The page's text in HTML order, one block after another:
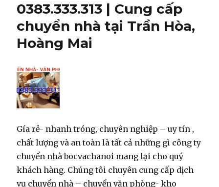
0383.333.313 | Cung cấp
chuyển nhà tại Trần Hòa,
Hoàng Mai
Gía rẻ- nhanh tróng, chuyên nghiệp – uy tín ,
chất lượng và an toàn là tất cả những gì công ty
chuyển nhà bocvachanoi mang lại cho quý
khách hàng. Chúng tôi chuyên cung cấp dịch
vụ chuyển nhà – chuyển văn phòng- kho